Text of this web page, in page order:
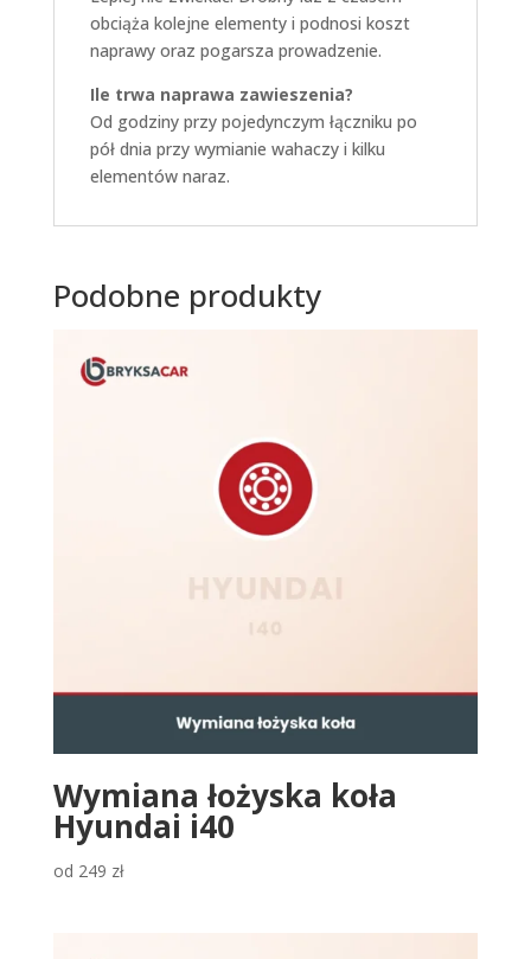
obciąża kolejne elementy i podnosi koszt
naprawy oraz pogarsza prowadzenie.
Ile trwa naprawa zawieszenia?
Od godziny przy pojedynczym łączniku po
pół dnia przy wymianie wahaczy i kilku
elementów naraz.
Podobne produkty
Wymiana łożyska koła
Hyundai i40
od 249 zł